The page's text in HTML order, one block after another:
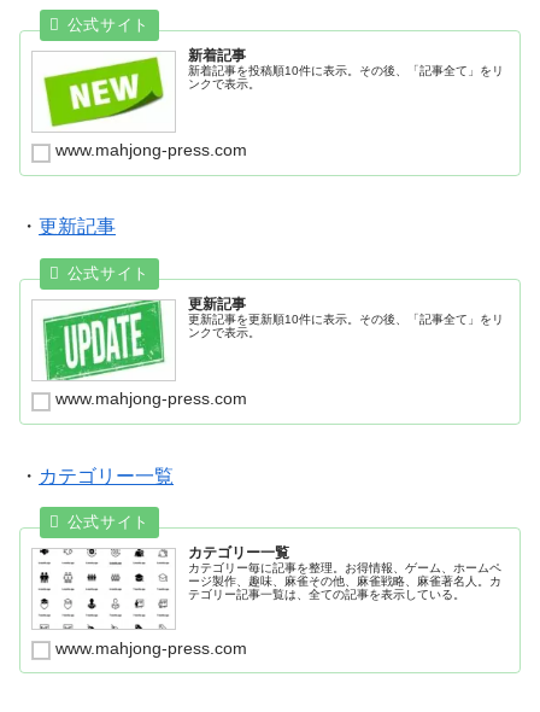
新着記事
新着記事を投稿順10件に表示。その後、「記事全て」をリ
ンクで表示。
www.mahjong-press.com
・ 更新記事
更新記事
更新記事を更新順10件に表示。その後、「記事全て」をリ
ンクで表示。
www.mahjong-press.com
・ カテゴリー一覧
カテゴリー一覧
カテゴリー毎に記事を整理。お得情報、ゲーム、ホームペ
ージ製作、趣味、麻雀その他、麻雀戦略、麻雀著名人。カ
テゴリー記事一覧は、全ての記事を表示している。
www.mahjong-press.com